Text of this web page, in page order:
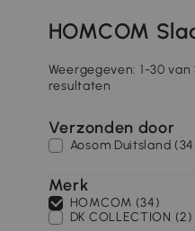
HOMCOM
Weergegeven: 1-30 van
resultaten
Verzonden door
Aosom Duitsland
Merk
HOMCOM (34)
DK COLLECTION (2)